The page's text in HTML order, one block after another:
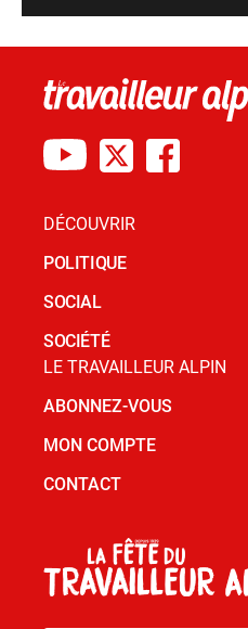
DÉCOUVRIR
POLITIQUE
SOCIAL
SOCIÉTÉ
LE TRAVAILLEUR ALPIN
ABONNEZ-VOUS
MON COMPTE
CONTACT